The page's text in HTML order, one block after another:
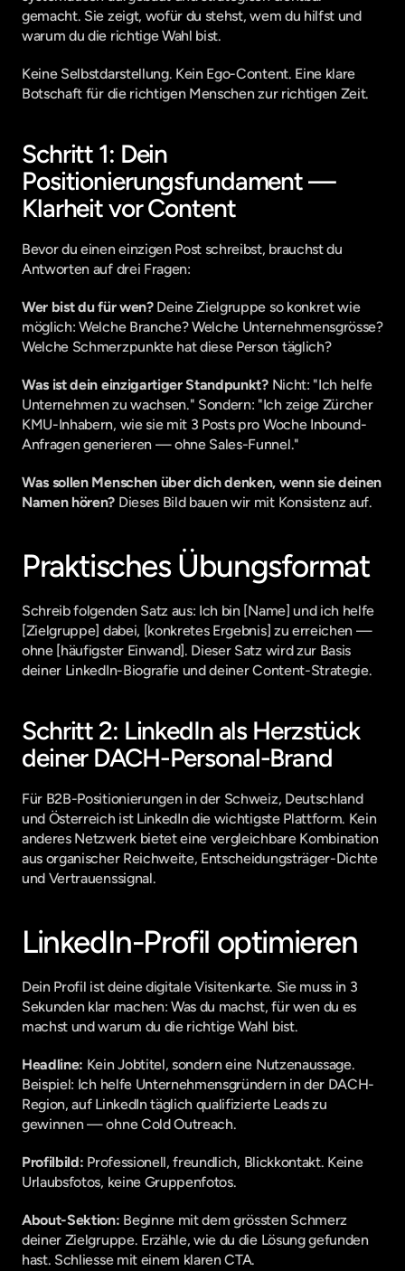
gemacht. Sie zeigt, wofür du stehst, wem du hilfst und
warum du die richtige Wahl bist.
Keine Selbstdarstellung. Kein Ego-Content. Eine klare
Botschaft für die richtigen Menschen zur richtigen Zeit.
Schritt 1: Dein
Positionierungsfundament —
Klarheit vor Content
Bevor du einen einzigen Post schreibst, brauchst du
Antworten auf drei Fragen:
Wer bist du für wen? Deine Zielgruppe so konkret wie
möglich: Welche Branche? Welche Unternehmensgrösse?
Welche Schmerzpunkte hat diese Person täglich?
Was ist dein einzigartiger Standpunkt? Nicht: "Ich helfe
Unternehmen zu wachsen." Sondern: "Ich zeige Zürcher
KMU-Inhabern, wie sie mit 3 Posts pro Woche Inbound-
Anfragen generieren — ohne Sales-Funnel."
Was sollen Menschen über dich denken, wenn sie deinen
Namen hören? Dieses Bild bauen wir mit Konsistenz auf.
Praktisches Übungsformat
Schreib folgenden Satz aus: Ich bin [Name] und ich helfe
[Zielgruppe] dabei, [konkretes Ergebnis] zu erreichen —
ohne [häufigster Einwand]. Dieser Satz wird zur Basis
deiner LinkedIn-Biografie und deiner Content-Strategie.
Schritt 2: LinkedIn als Herzstück
deiner DACH-Personal-Brand
Für B2B-Positionierungen in der Schweiz, Deutschland
und Österreich ist LinkedIn die wichtigste Plattform. Kein
anderes Netzwerk bietet eine vergleichbare Kombination
aus organischer Reichweite, Entscheidungsträger-Dichte
und Vertrauenssignal.
LinkedIn-Profil optimieren
Dein Profil ist deine digitale Visitenkarte. Sie muss in 3
Sekunden klar machen: Was du machst, für wen du es
machst und warum du die richtige Wahl bist.
Headline: Kein Jobtitel, sondern eine Nutzenaussage.
Beispiel: Ich helfe Unternehmensgründern in der DACH-
Region, auf LinkedIn täglich qualifizierte Leads zu
gewinnen — ohne Cold Outreach.
Profilbild: Professionell, freundlich, Blickkontakt. Keine
Urlaubsfotos, keine Gruppenfotos.
About-Sektion: Beginne mit dem grössten Schmerz
deiner Zielgruppe. Erzähle, wie du die Lösung gefunden
hast. Schliesse mit einem klaren CTA.